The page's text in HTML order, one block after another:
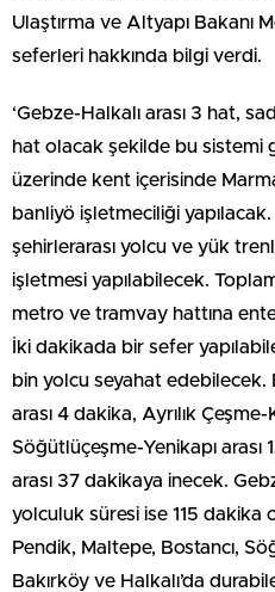
Ulaştırma ve Altyapı Bakanı
seferleri hakkında bilgi verdi.
‘Gebze-Halkalı arası 3 hat,
hat olacak şekilde bu sistemi
üzerinde kent içerisinde
banliyö işletmeciliği
şehirlerarası yolcu ve yük
işletmesi yapılabilecek.
metro ve tramvay hattına
İki dakikada bir sefer
bin yolcu seyahat edebilecek.
arası 4 dakika, Ayrılık Çeşme-
Söğütlüçeşme-Yenikapı arası
arası 37 dakikaya inecek.
yolculuk süresi ise 115 dakika
Pendik, Maltepe, Bostancı,
Bakırköy ve Halkalı’da